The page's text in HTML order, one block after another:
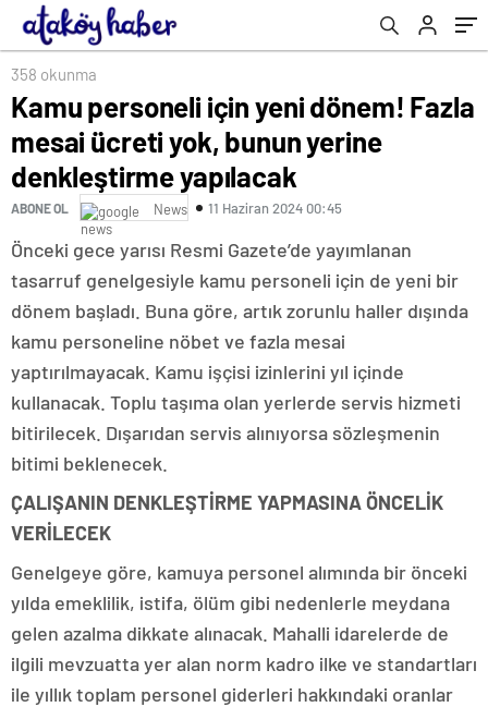
denkleştirme yapılacak
358 okunma
Kamu personeli için yeni dönem! Fazla
mesai ücreti yok, bunun yerine
denkleştirme yapılacak
ABONE OL News 11 Haziran 2024 00:45
Önceki gece yarısı Resmi Gazete’de yayımlanan
tasarruf genelgesiyle kamu personeli için de yeni bir
dönem başladı. Buna göre, artık zorunlu haller dışında
kamu personeline nöbet ve fazla mesai
yaptırılmayacak. Kamu işçisi izinlerini yıl içinde
kullanacak. Toplu taşıma olan yerlerde servis hizmeti
bitirilecek. Dışarıdan servis alınıyorsa sözleşmenin
bitimi beklenecek.
ÇALIŞANIN DENKLEŞTİRME YAPMASINA ÖNCELİK
VERİLECEK
Genelgeye göre, kamuya personel alımında bir önceki
yılda emeklilik, istifa, ölüm gibi nedenlerle meydana
gelen azalma dikkate alınacak. Mahalli idarelerde de
ilgili mevzuatta yer alan norm kadro ilke ve standartları
ile yıllık toplam personel giderleri hakkındaki oranlar